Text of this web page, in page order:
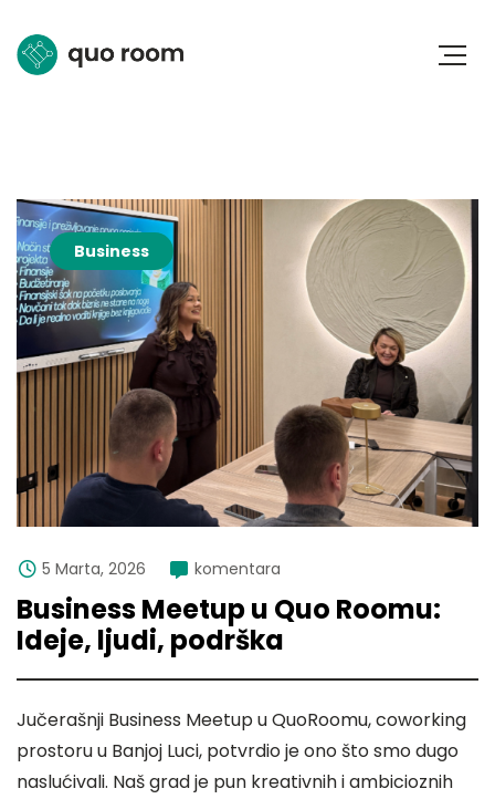
Business
5 Marta, 2026 komentara
Business Meetup u Quo Roomu:
Ideje, ljudi, podrška
Jučerašnji Business Meetup u QuoRoomu, coworking
prostoru u Banjoj Luci, potvrdio je ono što smo dugo
naslućivali. Naš grad je pun kreativnih i ambicioznih